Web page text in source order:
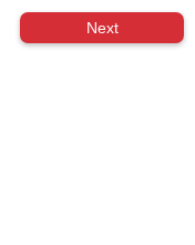
Next